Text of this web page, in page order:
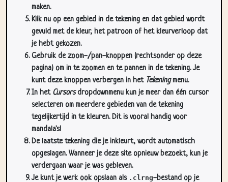
gevuld met de kleur, het patroon of het kleurverloop dat
je hebt gekozen.
Gebruik de zoom-/pan-knoppen (rechtsonder op deze
pagina) om in te zoomen en te pannen in de tekening. Je
kunt deze knoppen verbergen in hetTekeningmenu.
In hetCursorsdropdownmenu kun je meer dan één cursor
selecteren om meerdere gebieden van de tekening
tegelijkertijd in te kleuren. Dit is vooral handig voor
mandala's!
De laatste tekening die je inkleurt, wordt automatisch
opgeslagen. Wanneer je deze site opnieuw bezoekt, kun je
verdergaan waar je was gebleven.
Je kunt je werk ook opslaan als.clrng-bestand op je
apparaat, zodat je het later kunt openen om verder te
kleuren.